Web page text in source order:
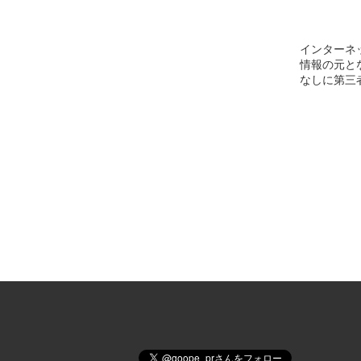
インターネ
情報の元と
なしに第三